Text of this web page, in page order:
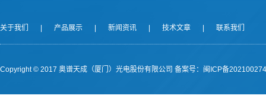
关于我们 产品展示 新闻资讯 技术文章 联系我们
Copyright © 2017 奥谱天成（厦门）光电股份有限公司 备案号：闽ICP备